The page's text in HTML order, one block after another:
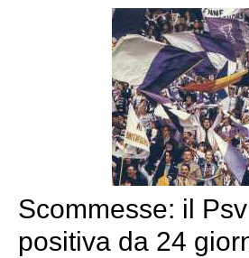
Scommesse: il
positiva da 24